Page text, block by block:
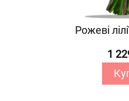
Рожеві
1